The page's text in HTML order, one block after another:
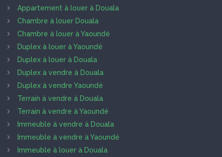
Appartement à louer à Douala
Chambre à louer Douala
Chambre à louer à Yaoundé
Duplex à louer à Yaoundé
Duplex à louer à Douala
Duplex à vendre à Douala
Duplex à vendre Yaoundé
Terrain à vendre à Douala
Terrain à vendre à Yaoundé
Immeuble à vendre à Douala
Immeuble à vendre à Yaoundé
Immeuble à louer à Douala